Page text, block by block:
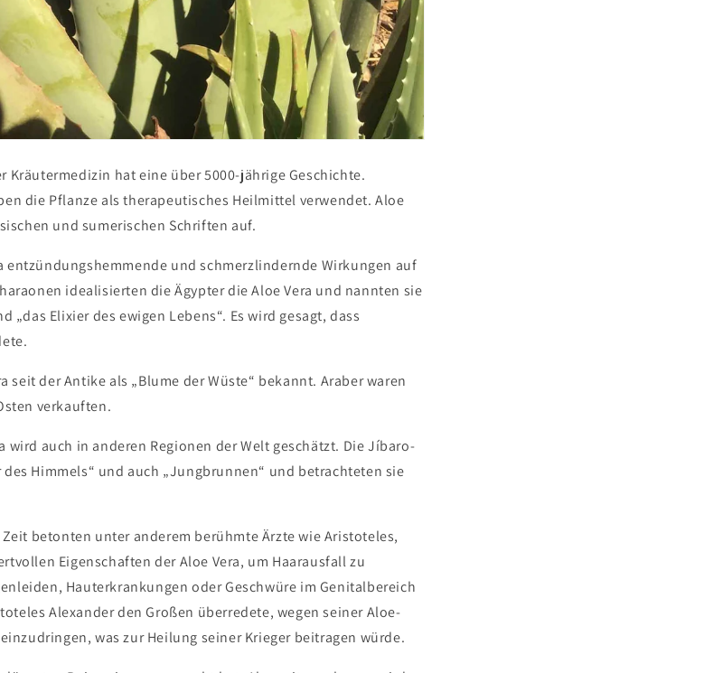
Kräutermedizin hat eine über 5000-jährige Geschichte.
die Pflanze als therapeutisches Heilmittel verwendet. Aloe
und sumerischen Schriften auf.
entzündungshemmende und schmerzlindernde Wirkungen auf
idealisierten die Ägypter die Aloe Vera und nannten sie
„das Elixier des ewigen Lebens“. Es wird gesagt, dass
seit der Antike als „Blume der Wüste“ bekannt. Araber waren
verkauften.
wird auch in anderen Regionen der Welt geschätzt. Die Jíbaro-
Himmels“ und auch „Jungbrunnen“ und betrachteten sie
betonten unter anderem berühmte Ärzte wie Aristoteles,
Eigenschaften der Aloe Vera, um Haarausfall zu
Hauterkrankungen oder Geschwüre im Genitalbereich
Alexander den Großen überredete, wegen seiner Aloe-
was zur Heilung seiner Krieger beitragen würde.